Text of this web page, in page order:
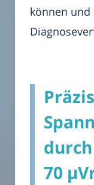
können
70